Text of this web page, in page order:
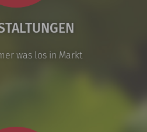
was los in Markt